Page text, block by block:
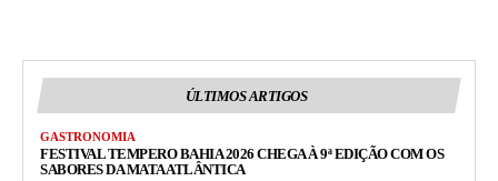
ÚLTIMOS ARTIGOS
GASTRONOMIA
FESTIVAL TEMPERO BAHIA 2026 CHEGA À 9ª EDIÇÃO COM OS
SABORES DA MATA ATLÂNTICA